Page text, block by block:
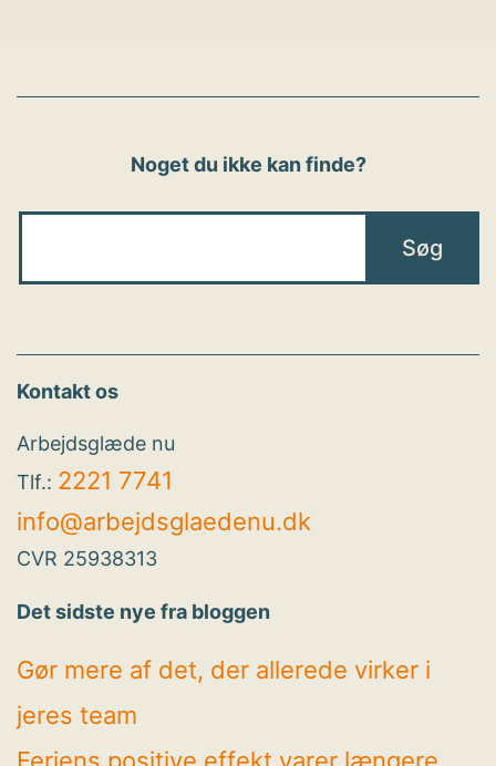
Noget du ikke kan finde?
Kontakt os
Arbejdsglæde nu
Tlf.: 2221 7741
info@arbejdsglaedenu.dk
CVR 25938313
Det sidste nye fra bloggen
Gør mere af det, der allerede virker i
jeres team